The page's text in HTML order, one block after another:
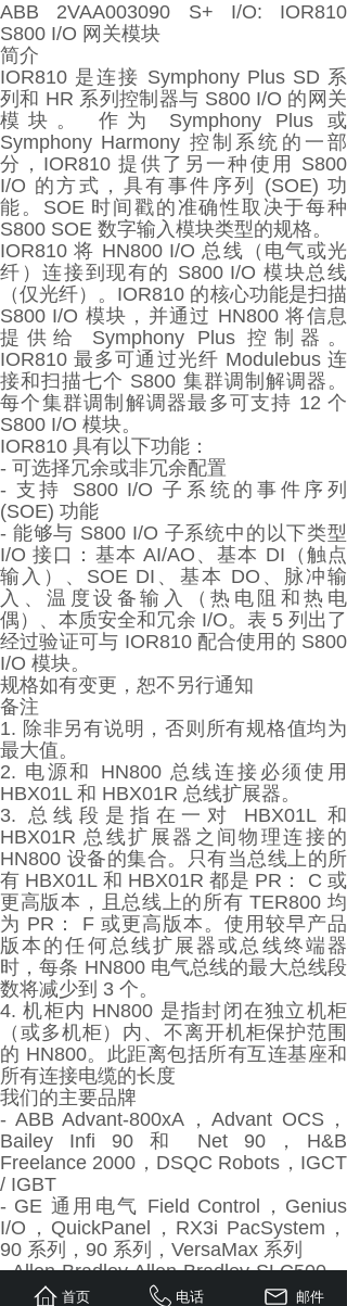
ABB 2VAA003090 S+ I/O: IOR810
S800 I/O 网关模块
简介
IOR810 是连接 Symphony Plus SD 系
列和 HR 系列控制器与 S800 I/O 的网关
模块。 作为 Symphony Plus 或
Symphony Harmony 控制系统的一部
分，IOR810 提供了另一种使用 S800
I/O 的方式，具有事件序列 (SOE) 功
能。SOE 时间戳的准确性取决于每种
S800 SOE 数字输入模块类型的规格。
IOR810 将 HN800 I/O 总线（电气或光
纤）连接到现有的 S800 I/O 模块总线
（仅光纤）。IOR810 的核心功能是扫描
S800 I/O 模块，并通过 HN800 将信息
提供给 Symphony Plus 控制器。
IOR810 最多可通过光纤 Modulebus 连
接和扫描七个 S800 集群调制解调器。
每个集群调制解调器最多可支持 12 个
S800 I/O 模块。
IOR810 具有以下功能：
- 可选择冗余或非冗余配置
- 支持 S800 I/O 子系统的事件序列
(SOE) 功能
- 能够与 S800 I/O 子系统中的以下类型
I/O 接口：基本 AI/AO、基本 DI（触点
输入）、SOE DI、基本 DO、脉冲输
入、温度设备输入（热电阻和热电
偶）、本质安全和冗余 I/O。表 5 列出了
经过验证可与 IOR810 配合使用的 S800
I/O 模块。
规格如有变更，恕不另行通知
备注
1. 除非另有说明，否则所有规格值均为
最大值。
2. 电源和 HN800 总线连接必须使用
HBX01L 和 HBX01R 总线扩展器。
3. 总线段是指在一对 HBX01L 和
HBX01R 总线扩展器之间物理连接的
HN800 设备的集合。只有当总线上的所
有 HBX01L 和 HBX01R 都是 PR： C 或
更高版本，且总线上的所有 TER800 均
为 PR： F 或更高版本。使用较早产品
版本的任何总线扩展器或总线终端器
时，每条 HN800 电气总线的最大总线段
数将减少到 3 个。
4. 机柜内 HN800 是指封闭在独立机柜
（或多机柜）内、不离开机柜保护范围
的 HN800。此距离包括所有互连基座和
所有连接电缆的长度
我们的主要品牌
- ABB Advant-800xA，Advant OCS，
Bailey Infi 90 和 Net 90，H&B
Freelance 2000，DSQC Robots，IGCT
/ IGBT
- GE 通用电气 Field Control，Genius
I/O，QuickPanel，RX3i PacSystem，
90 系列，90 系列，VersaMax 系列
- Allen Bradley Allen-Bradley SLC500、
MicroLogix、CompactLogix、
首页 电话 邮件